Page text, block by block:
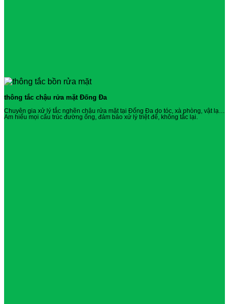
thông tắc chậu rửa mặt Đống Đa
Chuyên gia xử lý tắc nghẽn chậu rửa mặt tại Đống Đa do tóc, xà phòng, vật lạ…
Am hiểu mọi cấu trúc đường ống, đảm bảo xử lý triệt để, không tắc lại.